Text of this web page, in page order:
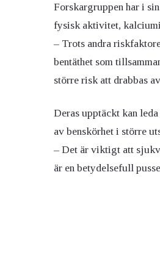
Forskargruppen har i
fysisk aktivitet,
– Trots andra
bentäthet som
större risk att drabbas
Deras upptäckt kan
av benskörhet i större
– Det är viktigt att
är en betydelsefull